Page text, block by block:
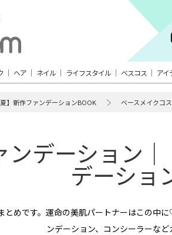
ヘア ネイル ライフスタイル ベスコス アイ
夏】新作ファンデーションBOOK ベースメイクコ
ンデーション
デーショ
とめです。運命の美肌パートナーはこの
ンデーション、コンシーラーな